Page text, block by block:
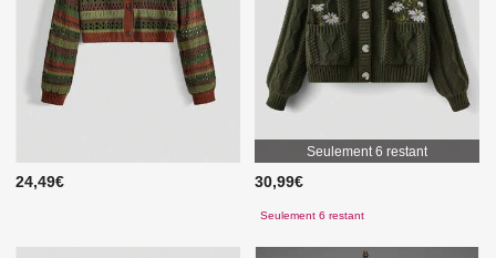
24,49€
Seulement 6 restant
30,99€
Seulement 6 restant